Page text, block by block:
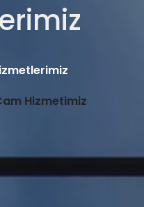
Hizmetimiz